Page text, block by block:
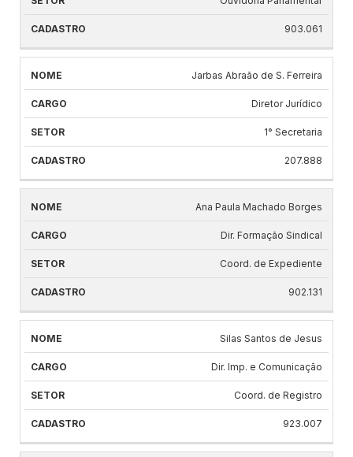
903.061
Jarbas Abraão de S. Ferreira
Diretor Jurídico
1° Secretaria
207.888
Ana Paula Machado Borges
Dir. Formação Sindical
Coord. de Expediente
902.131
Silas Santos de Jesus
Dir. Imp. e Comunicação
Coord. de Registro
923.007